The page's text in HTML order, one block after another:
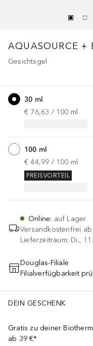
AQUASOURCE +
Gesichtsgel
30 ml
€ 76,63 / 100 ml
100 ml
€ 44,99 / 100 ml
PREISVORTEIL
Online: auf Lager
Versandkostenfrei ab
Lieferzeitraum: Di.,
IN
Douglas-Filiale
Filialverfügbarkeit
DEIN GESCHENK
Gratis zu deiner
ab 39 €*